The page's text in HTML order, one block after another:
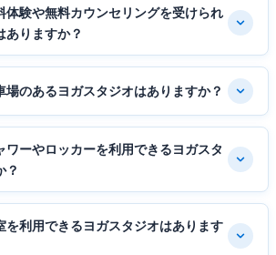
体験や無料カウンセリングを受けられ
ありますか？
場のあるヨガスタジオはありますか？
ワーやロッカーを利用できるヨガスタ
？
を利用できるヨガスタジオはあります